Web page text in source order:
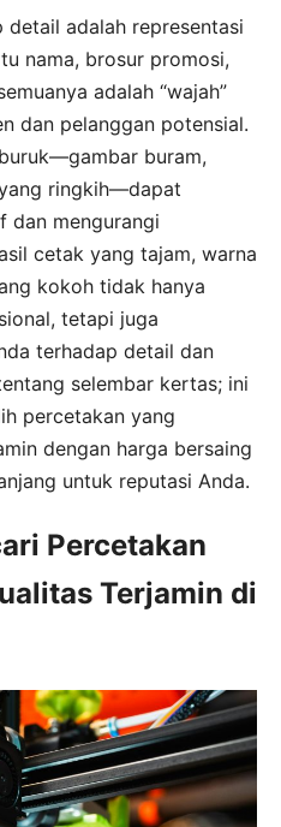
detail adalah representasi
nama, brosur promosi,
adalah “wajah”
dan pelanggan potensial.
buram,
ringkih—dapat
dan mengurangi
cetak yang tajam, warna
kokoh tidak hanya
tetapi juga
terhadap detail dan
selembar kertas; ini
percetakan yang
dengan harga bersaing
untuk reputasi Anda.
Percetakan
Terjamin di